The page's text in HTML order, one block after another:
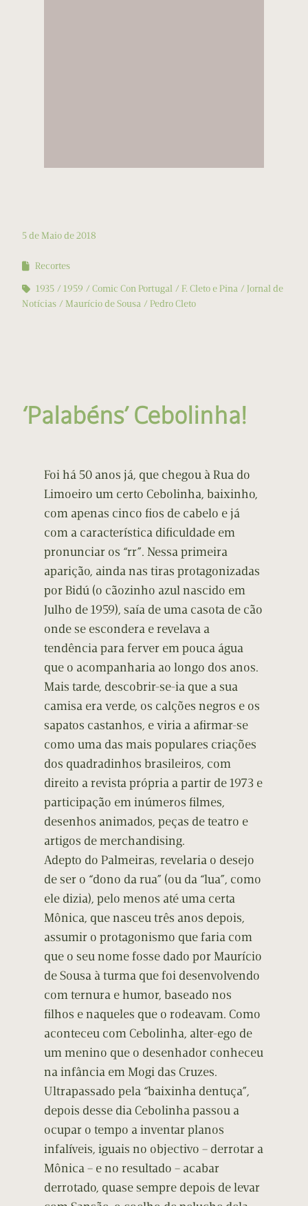
5 de Maio de 2018
Recortes
1935
1959 Comic Con Portugal F. Cleto e Pina
Jornal de
Notícias
Maurício de Sousa Pedro Cleto
‘Palabéns’ Cebolinha!
Foi há 50 anos já, que chegou à Rua do
Limoeiro um certo Cebolinha, baixinho,
com apenas cinco fios de cabelo e já
com a característica dificuldade em
pronunciar os “rr”. Nessa primeira
aparição, ainda nas tiras protagonizadas
por Bidú (o cãozinho azul nascido em
Julho de 1959), saía de uma casota de cão
onde se escondera e revelava a
tendência para ferver em pouca água
que o acompanharia ao longo dos anos.
Mais tarde, descobrir-se-ia que a sua
camisa era verde, os calções negros e os
sapatos castanhos, e viria a afirmar-se
como uma das mais populares criações
dos quadradinhos brasileiros, com
direito a revista própria a partir de 1973 e
participação em inúmeros filmes,
desenhos animados, peças de teatro e
artigos de merchandising.
Adepto do Palmeiras, revelaria o desejo
de ser o “dono da rua” (ou da “lua”, como
ele dizia), pelo menos até uma certa
Mônica, que nasceu três anos depois,
assumir o protagonismo que faria com
que o seu nome fosse dado por Maurício
de Sousa à turma que foi desenvolvendo
com ternura e humor, baseado nos
filhos e naqueles que o rodeavam. Como
aconteceu com Cebolinha, alter-ego de
um menino que o desenhador conheceu
na infância em Mogi das Cruzes.
Ultrapassado pela “baixinha dentuça”,
depois desse dia Cebolinha passou a
ocupar o tempo a inventar planos
infalíveis, iguais no objectivo – derrotar a
Mônica – e no resultado – acabar
derrotado, quase sempre depois de levar